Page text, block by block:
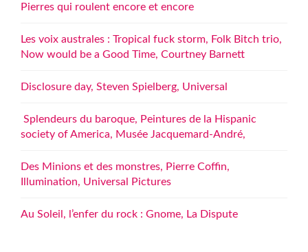
Pierres qui roulent encore et encore
Les voix australes : Tropical fuck storm, Folk Bitch trio,
Now would be a Good Time, Courtney Barnett
Disclosure day, Steven Spielberg, Universal
Splendeurs du baroque, Peintures de la Hispanic
society of America, Musée Jacquemard-André,
Des Minions et des monstres, Pierre Coffin,
Illumination, Universal Pictures
Au Soleil, l’enfer du rock : Gnome, La Dispute